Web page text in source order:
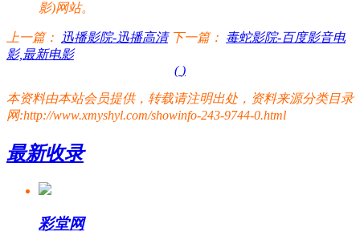
影)网站。
上一篇： 迅播影院-迅播高清 下一篇： 毒蛇影院-百度影音电
影,最新电影
( )
本资料由本站会员提供，转载请注明出处，资料来源分类目录
网:http://www.xmyshyl.com/showinfo-243-9744-0.html
最新收录
彩堂网